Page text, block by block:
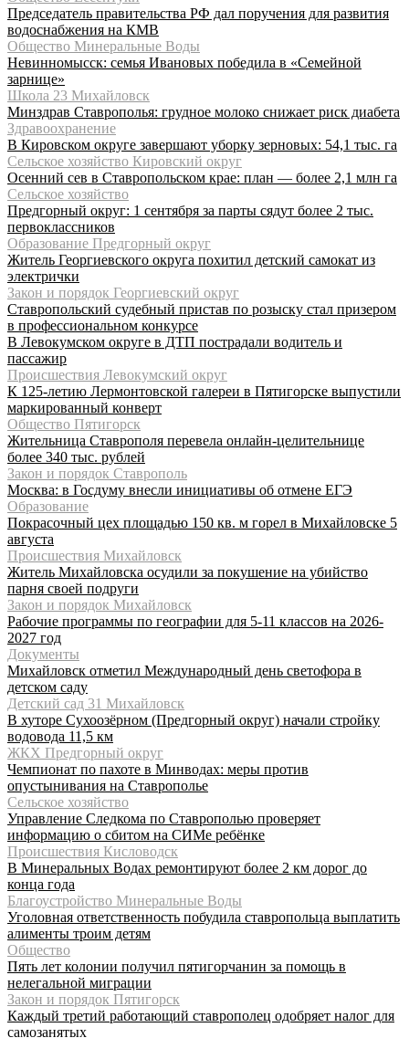
Председатель правительства РФ дал поручения для развития
водоснабжения на КМВ
Общество Минеральные Воды
Невинномысск: семья Ивановых победила в «Семейной
зарнице»
Школа 23 Михайловск
Минздрав Ставрополья: грудное молоко снижает риск диабета
Здравоохранение
В Кировском округе завершают уборку зерновых: 54,1 тыс. га
Сельское хозяйство Кировский округ
Осенний сев в Ставропольском крае: план — более 2,1 млн га
Сельское хозяйство
Предгорный округ: 1 сентября за парты сядут более 2 тыс.
первоклассников
Образование Предгорный округ
Житель Георгиевского округа похитил детский самокат из
электрички
Закон и порядок Георгиевский округ
Ставропольский судебный пристав по розыску стал призером
в профессиональном конкурсе
В Левокумском округе в ДТП пострадали водитель и
пассажир
Происшествия Левокумский округ
К 125-летию Лермонтовской галереи в Пятигорске выпустили
маркированный конверт
Общество Пятигорск
Жительница Ставрополя перевела онлайн-целительнице
более 340 тыс. рублей
Закон и порядок Ставрополь
Москва: в Госдуму внесли инициативы об отмене ЕГЭ
Образование
Покрасочный цех площадью 150 кв. м горел в Михайловске 5
августа
Происшествия Михайловск
Житель Михайловска осудили за покушение на убийство
парня своей подруги
Закон и порядок Михайловск
Рабочие программы по географии для 5-11 классов на 2026-
2027 год
Документы
Михайловск отметил Международный день светофора в
детском саду
Детский сад 31 Михайловск
В хуторе Сухоозёрном (Предгорный округ) начали стройку
водовода 11,5 км
ЖКХ Предгорный округ
Чемпионат по пахоте в Минводах: меры против
опустынивания на Ставрополье
Сельское хозяйство
Управление Следкома по Ставрополью проверяет
информацию о сбитом на СИМе ребёнке
Происшествия Кисловодск
В Минеральных Водах ремонтируют более 2 км дорог до
конца года
Благоустройство Минеральные Воды
Уголовная ответственность побудила ставропольца выплатить
алименты троим детям
Общество
Пять лет колонии получил пятигорчанин за помощь в
нелегальной миграции
Закон и порядок Пятигорск
Каждый третий работающий ставрополец одобряет налог для
самозанятых